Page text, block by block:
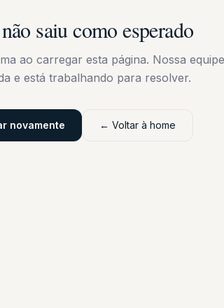
saiu como esperado
ao carregar esta página. Nossa
e está trabalhando para resolver.
novamente ← Voltar à home